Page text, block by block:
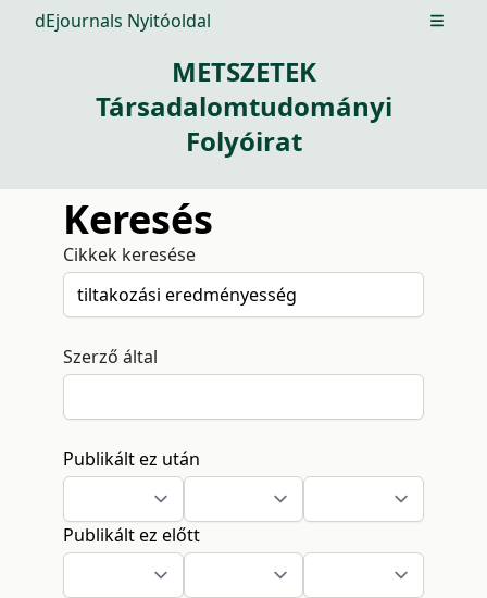
dEjournals Nyitóoldal Open
METSZETEK
Társadalomtudományi
Folyóirat
Keresés
Cikkek keresése
Szerző által
Publikált ez után
Publikált ez előtt